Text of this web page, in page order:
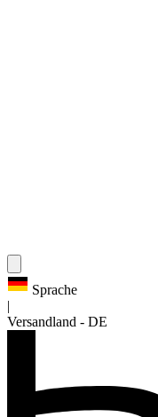
Sprache
Versandland - DE